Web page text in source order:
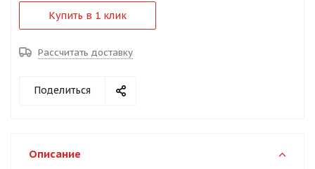
Купить в 1 клик
Рассчитать доставку
Поделиться
Описание